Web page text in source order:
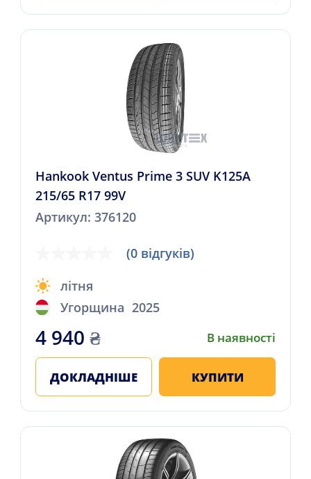
Hankook Ventus Prime 3 SUV K125A
215/65 R17 99V
Артикул: 376120
(0 відгуків)
літня
Угорщина 2025
4 940 ₴ В наявності
ДОКЛАДНІШЕ КУПИТИ